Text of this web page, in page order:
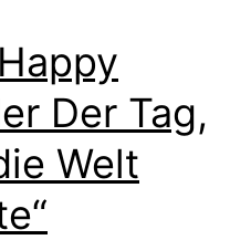
Der Tag,
Welt